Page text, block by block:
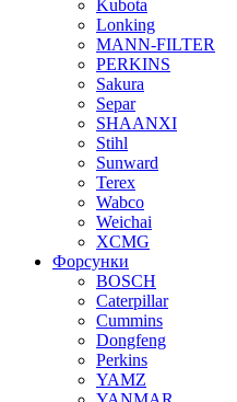
Kubota
Lonking
MANN-FILTER
PERKINS
Sakura
Separ
SHAANXI
Stihl
Sunward
Terex
Wabco
Weichai
XCMG
Форсунки
BOSCH
Caterpillar
Cummins
Dongfeng
Perkins
YAMZ